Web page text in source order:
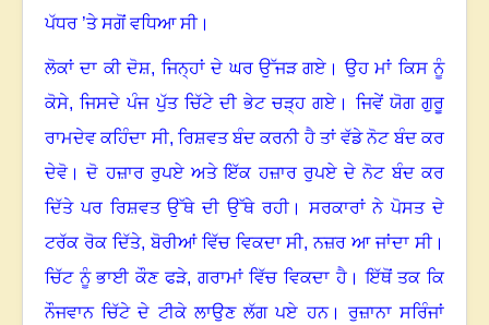
ਪੱਧਰ ’ਤੇ ਸਗੋਂ ਵਧਿਆ ਸੀ।
ਲੋਕਾਂ ਦਾ ਕੀ ਦੋਸ਼, ਜਿਨ੍ਹਾਂ ਦੇ ਘਰ ਉੱਜੜ ਗਏ । ਉਹ ਮਾਂ ਕਿਸ ਨੂੰ
ਕੋਸੇ,ਜਿਸਦੇ ਪੰਜ ਪੁੱਤ ਚਿੱਟੇ ਦੀ ਭੇਟ ਚੜ੍ਹ ਗਏ । ਜਿਵੇਂ ਯੋਗ ਗੁਰੂ
ਰਾਮਦੇਵ ਕਹਿੰਦਾ ਸੀ, ਰਿਸ਼ਵਤ ਬੰਦ ਕਰਨੀ ਹੈ ਤਾਂ ਵੱਡੇ ਨੋਟ ਬੰਦ ਕਰ
ਦੇਵੋ।ਦੋ ਹਜ਼ਾਰ ਰੁਪਏ ਅਤੇ ਇੱਕ ਹਜ਼ਾਰ ਰੁਪਏ ਦੇ ਨੋਟ ਬੰਦ ਕਰ
ਦਿੱਤੇ ਪਰ ਰਿਸ਼ਵਤ ਉੱਥੇ ਦੀ ਉੱਥੇ ਰਹੀ। ਸਰਕਾਰਾਂ ਨੇ ਪੋਸਤ ਦੇ
ਟਰੱਕ ਰੋਕ ਦਿੱਤੇ,ਬੋਰੀਆਂ ਵਿੱਚ ਵਿਕਦਾ ਸੀ,ਨਜ਼ਰ ਆ ਜਾਂਦਾ ਸੀ।
ਚਿੱਟ ਨੂੰ ਭਾਈ ਕੌਣ ਫੜੇ, ਗਰਾਮਾਂ ਵਿੱਚ ਵਿਕਦਾ ਹੈ।ਇੱਥੋਂ ਤਕ ਕਿ
ਨੌਜਵਾਨ ਚਿੱਟੇ ਦੇ ਟੀਕੇ ਲਾਉਣ ਲੱਗ ਪਏ ਹਨ।
ਰੁਜ਼ਾਨਾ ਸਰਿੰਜਾਂ